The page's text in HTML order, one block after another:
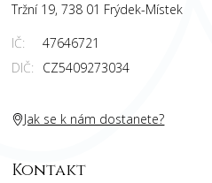
Tržní 19, 738 01 Frýdek-Místek
IČ:
47646721
DIČ:
CZ5409273034
Jak se k nám dostanete?
Kontakt